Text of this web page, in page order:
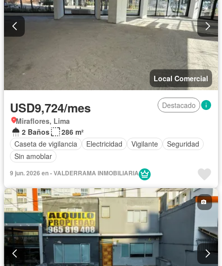
Local Comercial
USD9,724/mes
Destacado
Miraflores, Lima
2 Baños
286 m²
Caseta de vigilancia
Electricidad Vigilante
Seguridad
Sin amoblar
9 jun. 2026 en - VALDERRAMA INMOBILIARIA